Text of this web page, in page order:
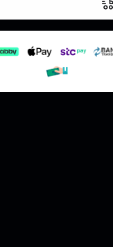
اسحب و افلت الملف هنا
استعراض